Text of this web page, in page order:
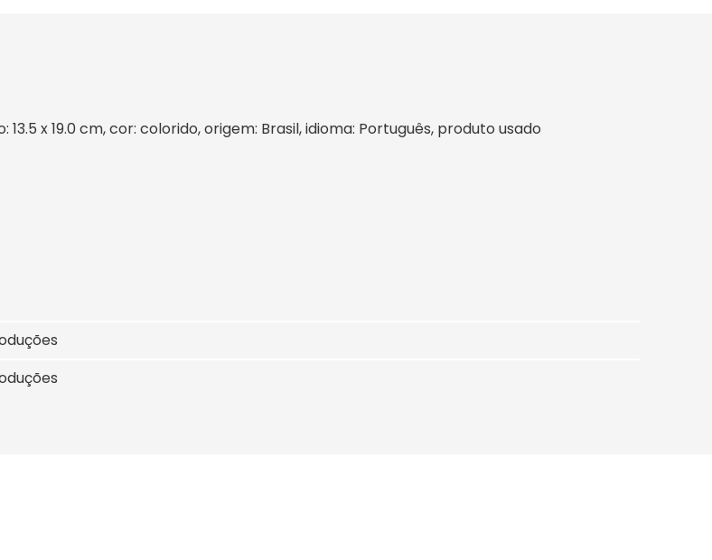
x 19.0 cm, cor: colorido, origem: Brasil, idioma: Português, produto usado